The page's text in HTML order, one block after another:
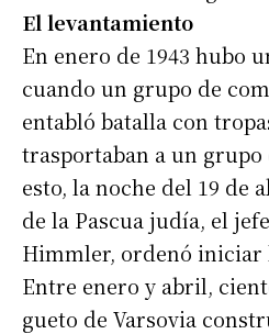
El levantamiento
En enero de 1943 hubo
cuando un grupo de
entabló batalla con
trasportaban a un grupo
esto, la noche del 19 de
de la Pascua judía, el
Himmler, ordenó iniciar
Entre enero y abril,
gueto de Varsovia